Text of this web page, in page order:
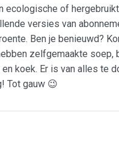
ecologische of
versies van
Ben je benieuwd?
zelfgemaakte soep,
koek. Er is van alles te
Tot gauw 😉